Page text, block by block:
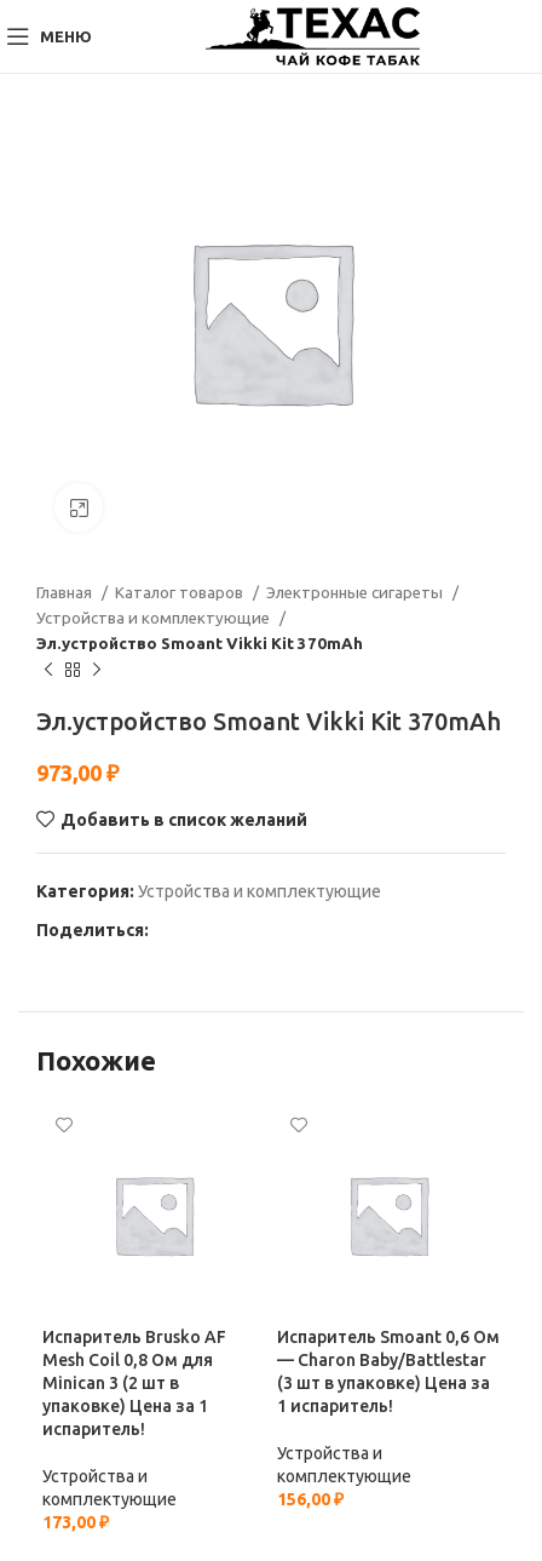
МЕНЮ
Главная Каталог товаров
Электронные сигареты
Устройства и комплектующие
Эл.устройство Smoant Vikki Kit 370mAh
Эл.устройство Smoant Vikki Kit 370mAh
973,00 ₽
Добавить в список желаний
Категория: Устройства и комплектующие
Поделиться:
Похожие
Испаритель Brusko AF
Mesh Coil 0,8 Ом для
Minican 3 (2 шт в
упаковке) Цена за 1
испаритель!
Устройства и
комплектующие
173,00₽
Испаритель Smoant 0,6 Ом
— Charon Baby/Battlestar
(3 шт в упаковке) Цена за
1 испаритель!
Устройства и
комплектующие
156,00₽